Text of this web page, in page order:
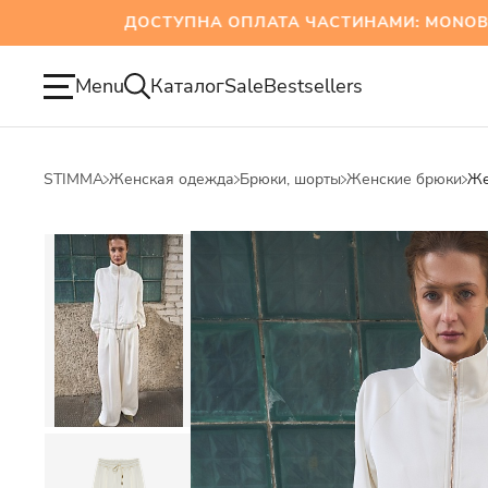
ДОСТУПНА ОПЛАТА ЧАСТИНАМИ:
Menu КаталогSaleBestsellers
STIMMA Женская одежда Брюки, шорты Женские брюки